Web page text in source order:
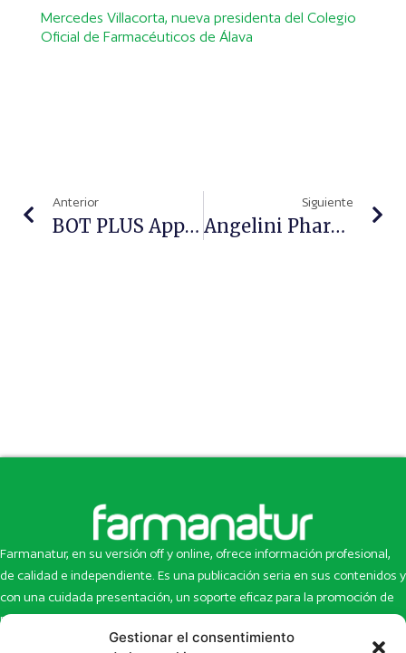
Gestionar el consentimiento
Mercedes Villacorta, nueva presidenta del Colegio
Oficial de Farmacéuticos de Álava
Anterior
BOT PLUS App: Nuevo Diseño, Funcionalidades E Información De Todos Los Medicamentos Comercializados
Siguiente
Angelini Pharma España Y Banco Farmacéutico Reparten Más De 30.000 Recursos Sanitarios A Personas Necesitadas
Farmanatur, en su versión off y online, ofrece información profesional,
de calidad e independiente. Es una publicación seria en sus contenidos y
con una cuidada presentación, un soporte eficaz para la promoción de
productos y novedades.